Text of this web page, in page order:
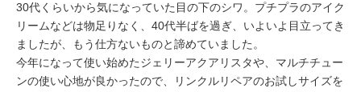
30代くらいから気になっていた目の下のシワ。プチプラのアイク
リームなどは物足りなく、40代半ばを過ぎ、いよいよ目立ってき
ましたが、もう仕方ないものと諦めていました。
今年になって使い始めたジェリーアクアリスタや、マルチチュー
ンの使い心地が良かったので、リンクルリペアのお試しサイズを